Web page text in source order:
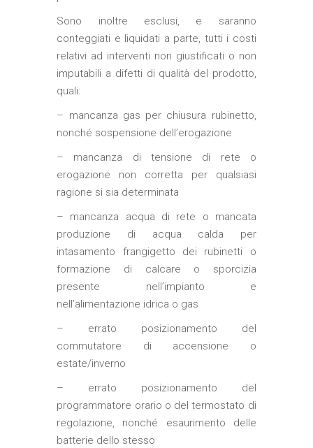
Sono inoltre esclusi, e saranno
conteggiati e liquidati a parte, tutti i costi
relativi ad interventi non giustificati o non
imputabili a difetti di qualità del prodotto,
quali:
– mancanza gas per chiusura rubinetto,
nonché sospensione dell’erogazione
– mancanza di tensione di rete o
erogazione non corretta per qualsiasi
ragione si sia determinata
– mancanza acqua di rete o mancata
produzione di acqua calda per
intasamento frangigetto dei rubinetti o
formazione di calcare o sporcizia
presente nell’impianto e
nell’alimentazione idrica o gas
– errato posizionamento del
commutatore di accensione o
estate/inverno
– errato posizionamento del
programmatore orario o del termostato di
regolazione, nonché esaurimento delle
batterie dello stesso